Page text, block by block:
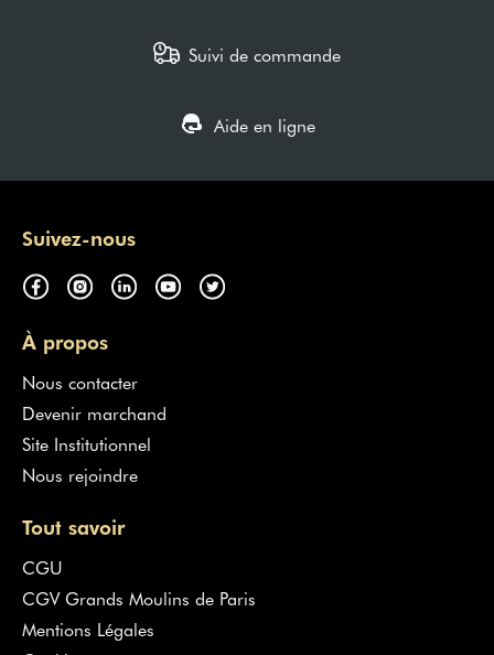
Suivi de commande
Aide en ligne
Suivez-nous
À propos
Nous contacter
Devenir marchand
Site Institutionnel
Nous rejoindre
Tout savoir
CGU
CGV Grands Moulins de Paris
Mentions Légales